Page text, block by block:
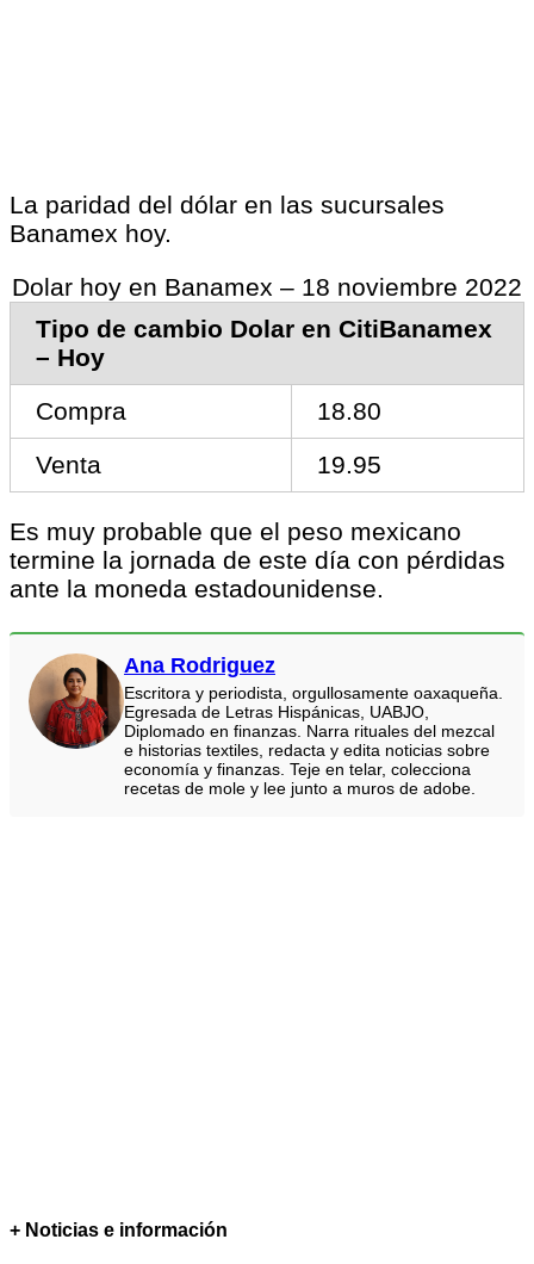
La paridad del dólar en las sucursales
Banamex hoy.
Dolar hoy en Banamex – 18 noviembre 2022
Tipo de cambio Dolar en CitiBanamex
– Hoy
Compra
18.80
Venta
19.95
Es muy probable que el peso mexicano
termine la jornada de este día con pérdidas
ante la moneda estadounidense.
Ana Rodriguez
Escritora y periodista, orgullosamente oaxaqueña.
Egresada de Letras Hispánicas, UABJO,
Diplomado en finanzas. Narra rituales del mezcal
e historias textiles, redacta y edita noticias sobre
economía y finanzas. Teje en telar, colecciona
recetas de mole y lee junto a muros de adobe.
+ Noticias e información